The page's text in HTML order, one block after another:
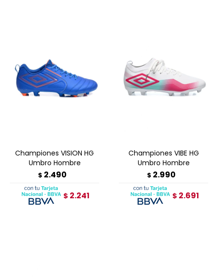
Championes VISION HG
Umbro Hombre
$ 2.490
$ 2.241
Championes VIBE HG
Umbro Hombre
$ 2.990
$ 2.691